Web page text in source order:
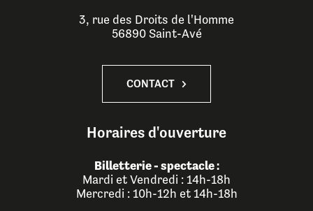
3, rue des Droits de l'Homme
56890 Saint-Avé
CONTACT
Horaires d'ouverture
Billetterie - spectacle :
Mardi et Vendredi : 14h-18h
Mercredi : 10h-12h et 14h-18h